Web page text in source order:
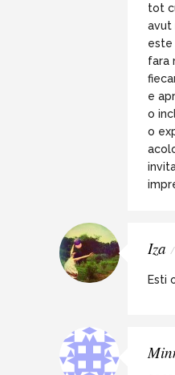
tot
avut
este
fara
e
o
o
Iza
Esti